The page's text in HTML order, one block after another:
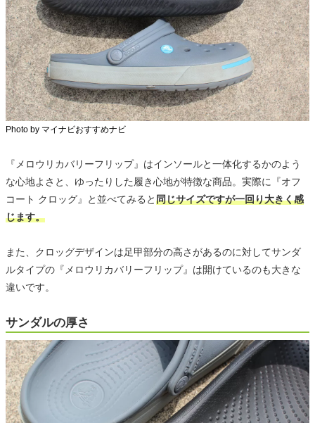
Photo by マイナビおすすめナビ
『メロウリカバリーフリップ』はインソールと一体化するかのよう
な心地よさと、ゆったりした履き心地が特徴な商品。実際に『オフ
コート クロッグ』と並べてみると同じサイズですが一回り大きく感
じます。
また、クロッグデザインは足甲部分の高さがあるのに対してサンダ
ルタイプの『メロウリカバリーフリップ』は開けているのも大きな
違いです。
サンダルの厚さ